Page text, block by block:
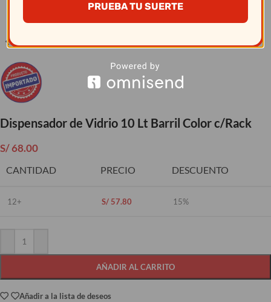
Dispensador de Vidrio 10 Lt Barril Color c/Rack
S/68.00
CANTIDAD PRECIO DESCUENTO
12+ S/ 57.80 15%
AÑADIR AL CARRITO
Añadir a la lista de deseos
PRUEBA TU SUERTE